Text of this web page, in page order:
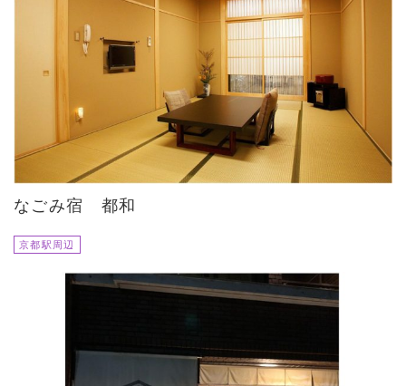
なごみ宿 都和
京都駅周辺